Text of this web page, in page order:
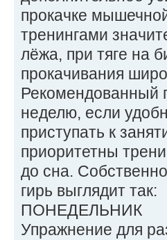
прокачке
тренингами
лёжа, при тяге на
прокачивания
Рекомендованный
неделю, если
приступать к
приоритетны
до сна.
гирь выглядит так:
ПОНЕДЕЛЬНИК
Упражнение для